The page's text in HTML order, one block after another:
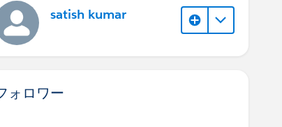
satish kumar
ォロワー